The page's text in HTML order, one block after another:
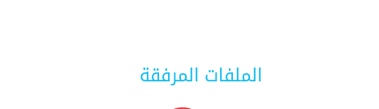
الملفات المرفقة